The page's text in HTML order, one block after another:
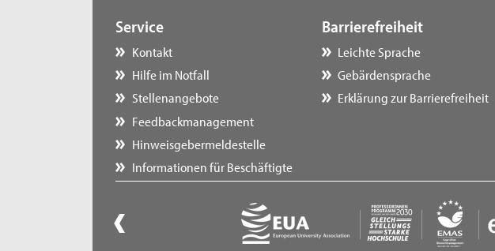
Service
Kontakt
Hilfe im Notfall
Stellenangebote
Feedbackmanagement
Hinweisgebermeldestelle
Informationen für Beschäftigte
Barrierefreiheit
Leichte Sprache
Gebärdensprache
Erklärung zur Barrierefreiheit